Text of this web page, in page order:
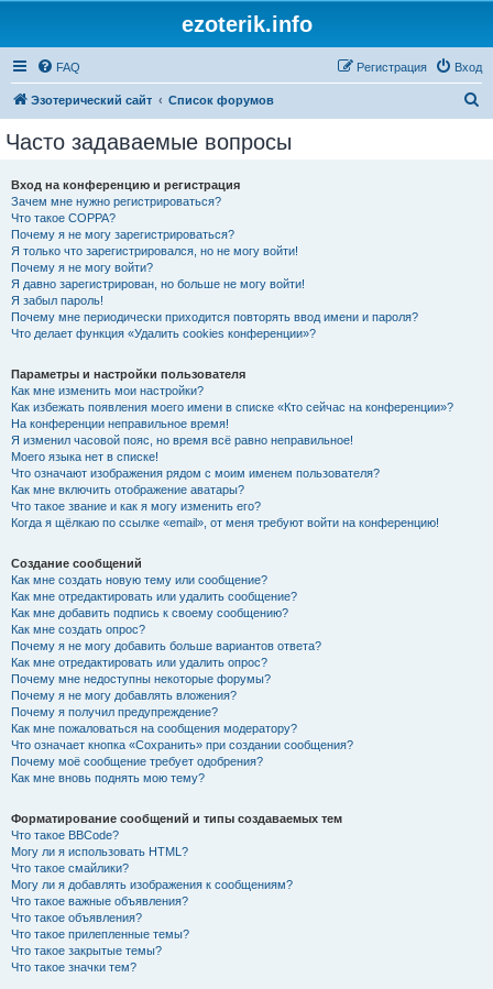
ezoterik.info
FAQ Вход
Регистрация
Эзотерический сайт Список форумов
Часто задаваемые вопросы
Вход на конференцию и регистрация
Зачем мне нужно регистрироваться?
Что такое COPPA?
Почему я не могу зарегистрироваться?
Я только что зарегистрировался, но не могу войти!
Почему я не могу войти?
Я давно зарегистрирован, но больше не могу войти!
Я забыл пароль!
Почему мне периодически приходится повторять ввод имени и пароля?
Что делает функция «Удалить cookies конференции»?
Параметры и настройки пользователя
Как мне изменить мои настройки?
Как избежать появления моего имени в списке «Кто сейчас на конференции»?
На конференции неправильное время!
Я изменил часовой пояс, но время всё равно неправильное!
Моего языка нет в списке!
Что означают изображения рядом с моим именем пользователя?
Как мне включить отображение аватары?
Что такое звание и как я могу изменить его?
Когда я щёлкаю по ссылке «email», от меня требуют войти на конференцию!
Создание сообщений
Как мне создать новую тему или сообщение?
Как мне отредактировать или удалить сообщение?
Как мне добавить подпись к своему сообщению?
Как мне создать опрос?
Почему я не могу добавить больше вариантов ответа?
Как мне отредактировать или удалить опрос?
Почему мне недоступны некоторые форумы?
Почему я не могу добавлять вложения?
Почему я получил предупреждение?
Как мне пожаловаться на сообщения модератору?
Что означает кнопка «Сохранить» при создании сообщения?
Почему моё сообщение требует одобрения?
Как мне вновь поднять мою тему?
Форматирование сообщений и типы создаваемых тем
Что такое BBCode?
Могу ли я использовать HTML?
Что такое смайлики?
Могу ли я добавлять изображения к сообщениям?
Что такое важные объявления?
Что такое объявления?
Что такое прилепленные темы?
Что такое закрытые темы?
Что такое значки тем?